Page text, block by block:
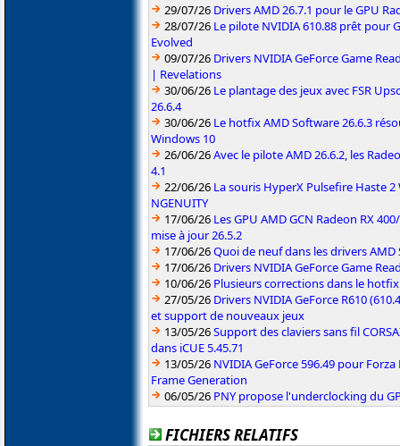
29/07/26 Drivers AMD 26.7.1 pour le GPU
28/07/26 Le pilote NVIDIA 610.88 prêt pour
Evolved
09/07/26 Drivers NVIDIA GeForce Game
| Revelations
30/06/26 Le plantage des jeux avec FSR
26.6.4
30/06/26 Le hotfix AMD Software 26.6.3
Windows 10
26/06/26Avec le pilote AMD 26.6.2, les
4.1
22/06/26 La souris HyperX Pulsefire Haste
NGENUITY
17/06/26 Les GPU AMD GCN Radeon RX
mise à jour 26.5.2
17/06/26Quoi de neuf dans les drivers AMD
17/06/26 Drivers NVIDIA GeForce Game
10/06/26 Plusieurs corrections dans le hotfix
27/05/26 Drivers NVIDIA GeForce R610
et support de nouveaux jeux
13/05/26Support des claviers sans fil
dans iCUE 5.45.71
13/05/26 NVIDIA GeForce 596.49 pour
Frame Generation
06/05/26 PNY propose l'underclocking du
FICHIERS RELATIFS